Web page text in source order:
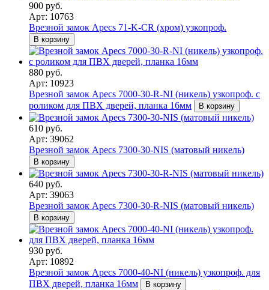
900 руб.
Арт: 10763
Врезной замок Apecs 71-K-CR (хром) узкопроф.
В корзину
880 руб.
Арт: 10923
Врезной замок Apecs 7000-30-R-NI (никель) узкопроф. с
роликом для ПВХ дверей, планка 16мм
В корзину
610 руб.
Арт: 39062
Врезной замок Apecs 7300-30-NIS (матовый никель)
В корзину
640 руб.
Арт: 39063
Врезной замок Apecs 7300-30-R-NIS (матовый никель)
В корзину
930 руб.
Арт: 10892
Врезной замок Apecs 7000-40-NI (никель) узкопроф. для
ПВХ дверей, планка 16мм
В корзину